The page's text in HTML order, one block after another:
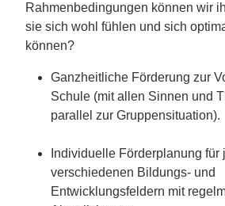
Rahmenbedingungen können wir
sie sich wohl fühlen und sich
können?
Ganzheitliche Förderung zur
Schule (mit allen Sinnen und
parallel zur Gruppensituation).
Individuelle Förderplanung für
verschiedenen Bildungs- und
Entwicklungsfeldern mit